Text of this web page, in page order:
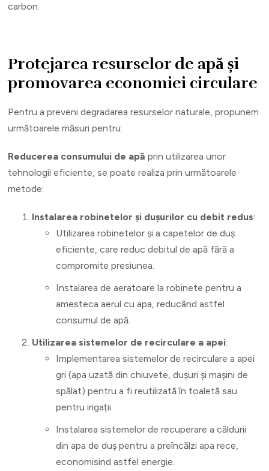
carbon.
Protejarea resurselor de apă și
promovarea economiei circulare
Pentru a preveni degradarea resurselor naturale, propunem
următoarele măsuri pentru:
Reducerea consumului de apă prin utilizarea unor
tehnologii eficiente, se poate realiza prin următoarele
metode:
Instalarea robinetelor și dușurilor cu debit redus:
Utilizarea robinetelor și a capetelor de duș
eficiente, care reduc debitul de apă fără a
compromite presiunea.
Instalarea de aeratoare la robinete pentru a
amesteca aerul cu apa, reducând astfel
consumul de apă.
Utilizarea sistemelor de recirculare a apei:
Implementarea sistemelor de recirculare a apei
gri (apa uzată din chiuvete, dușuri și mașini de
spălat) pentru a fi reutilizată în toaletă sau
pentru irigații.
Instalarea sistemelor de recuperare a căldurii
din apa de duș pentru a preîncălzi apa rece,
economisind astfel energie.